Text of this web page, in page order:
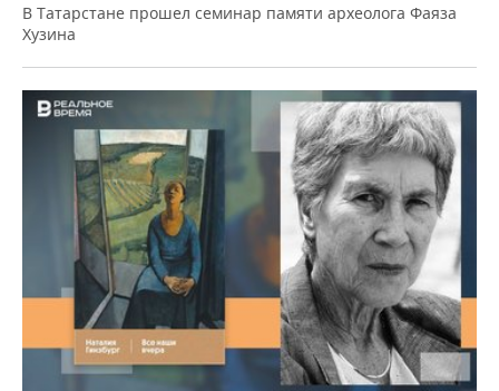
В Татарстане прошел семинар памяти археолога Фаяза
Хузина